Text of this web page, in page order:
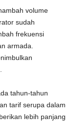
volume
sudah
frekuensi
armada.
tahun-tahun
tarif serupa dalam
lebih panjang